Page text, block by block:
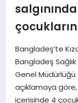
YAŞAM
EKONOMI
SAĞLIK
çocukların
Bangladeş’te
Bangladeş Sağlık
Genel Müdürlüğü
açıklamaya
içerisinde 4